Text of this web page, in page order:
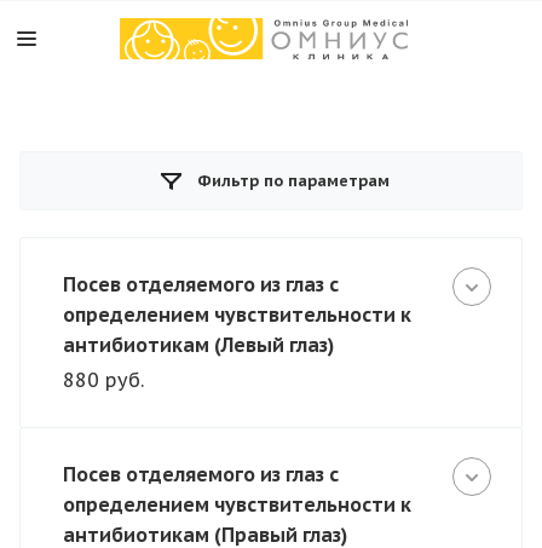
Фильтр по параметрам
Посев отделяемого из глаз с
определением чувствительности к
антибиотикам (Левый глаз)
880 руб.
Посев отделяемого из глаз с
определением чувствительности к
антибиотикам (Правый глаз)